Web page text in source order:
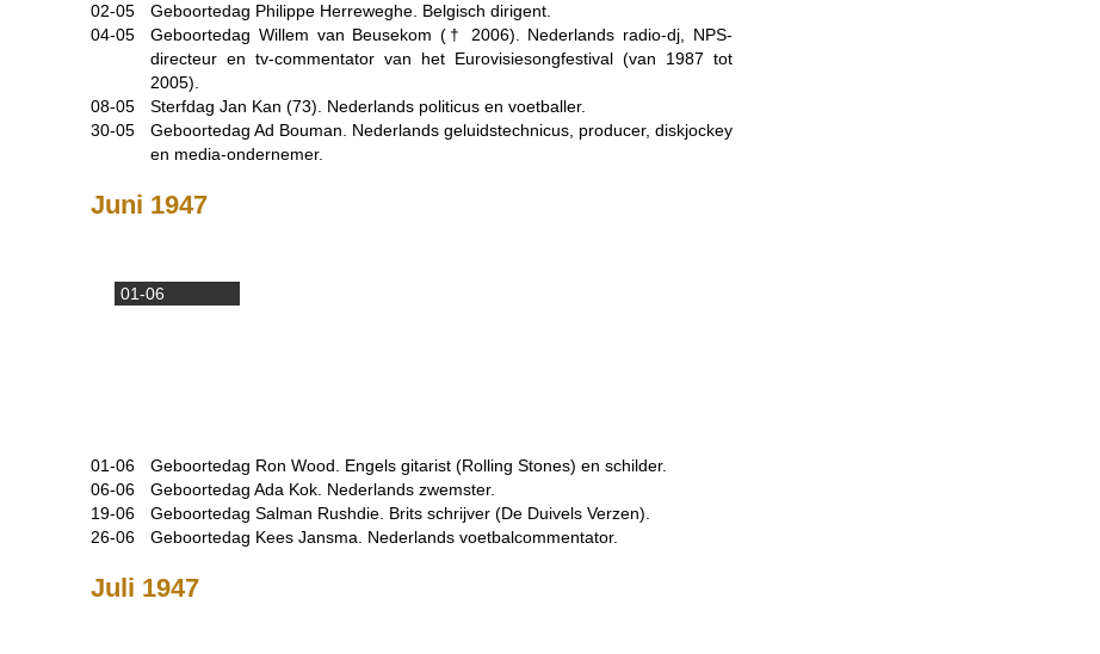
02-05
Geboortedag Philippe Herreweghe. Belgisch dirigent.
04-05
Geboortedag Willem van Beusekom († 2006). Nederlands radio-dj, NPS-
directeur en tv-commentator van het Eurovisiesongfestival (van 1987 tot
2005).
08-05
Sterfdag Jan Kan (73). Nederlands politicus en voetballer.
30-05
Geboortedag Ad Bouman. Nederlands geluidstechnicus, producer, diskjockey
en media-ondernemer.
Juni 1947
01-06
01-06
Geboortedag Ron Wood. Engels gitarist (Rolling Stones) en schilder.
06-06
Geboortedag Ada Kok. Nederlands zwemster.
19-06
Geboortedag Salman Rushdie. Brits schrijver (De Duivels Verzen).
26-06
Geboortedag Kees Jansma. Nederlands voetbalcommentator.
Juli 1947